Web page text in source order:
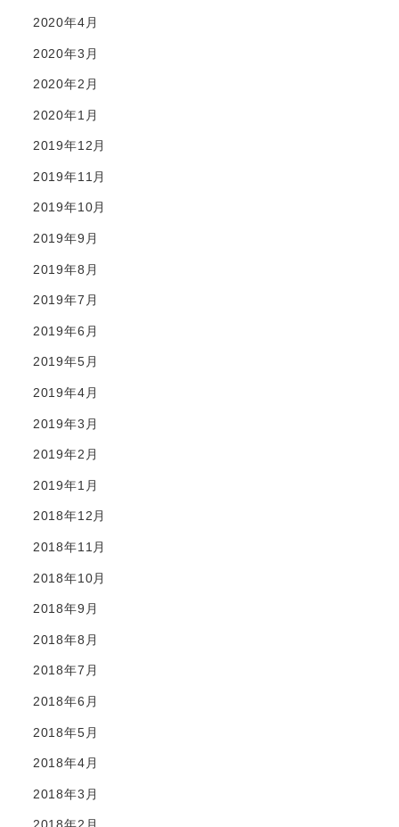
2020年4月
2020年3月
2020年2月
2020年1月
2019年12月
2019年11月
2019年10月
2019年9月
2019年8月
2019年7月
2019年6月
2019年5月
2019年4月
2019年3月
2019年2月
2019年1月
2018年12月
2018年11月
2018年10月
2018年9月
2018年8月
2018年7月
2018年6月
2018年5月
2018年4月
2018年3月